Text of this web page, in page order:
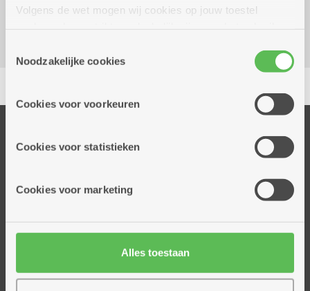
Volgens de wet mogen wij cookies op jouw toestel
cookies hebben we jouw toestemming nodig. Sommige
cookies worden geplaatst door derde partijen die een
informatie over jouw (geanonimiseerd) gebruik van onze
partners kunnen deze gegevens combineren met andere
Noodzakelijke cookies
Cookies voor voorkeuren
Cookies voor statistieken
Cookies voor marketing
Alles toestaan
Corneel van Reethstraat 10
Thuisdiensten
Assistentiewoningen
Financieel comfort
Mijn Zorgbedrijf